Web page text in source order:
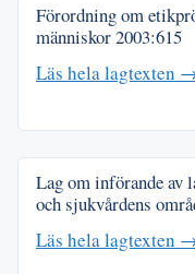
Förordning om
människor2003:615
Läs hela lagtexten
Lag om införande av
och sjukvårdens
Läs hela lagtexten